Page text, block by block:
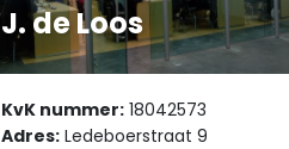
J. de Loos
KvK nummer: 18042573
Adres: Ledeboerstraat 9